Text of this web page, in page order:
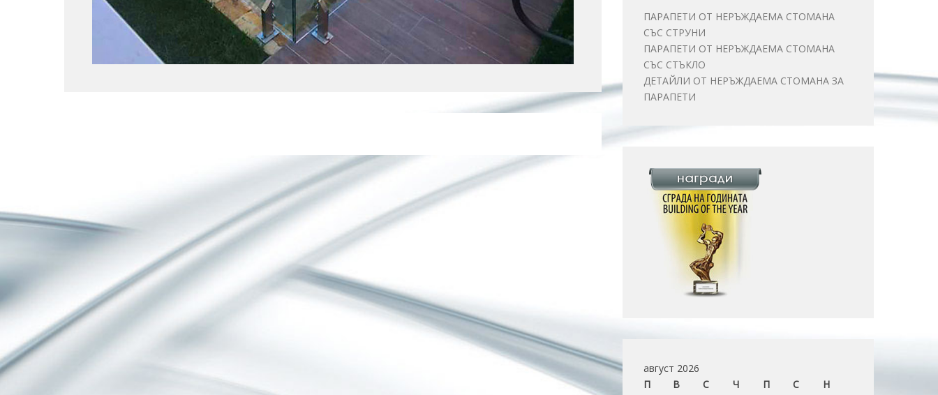
ПАРАПЕТИ ОТ НЕРЪЖДАЕМА СТОМАНА
СЪС СТРУНИ
ПАРАПЕТИ ОТ НЕРЪЖДАЕМА СТОМАНА
СЪС СТЪКЛО
ДЕТАЙЛИ ОТ НЕРЪЖДАЕМА СТОМАНА ЗА
ПАРАПЕТИ
август 2026
П
В С Ч П С
Н